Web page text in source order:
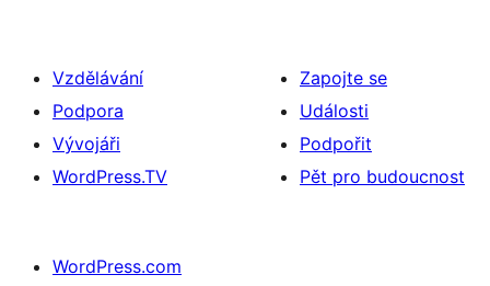
Vzdělávání
Podpora
Vývojáři
WordPress.TV
Zapojte se
Události
Podpořit
Pět pro budoucnost
WordPress.com